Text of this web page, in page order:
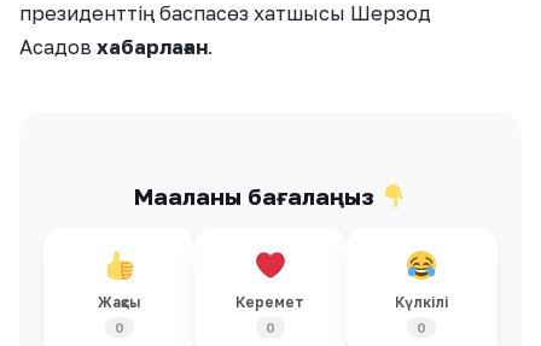
президенттің баспасөз хатшысы Шерзод
Асадов хабарлаған.
Мақаланы бағалаңыз
Жақсы
0
Керемет
0
Күлкілі
0